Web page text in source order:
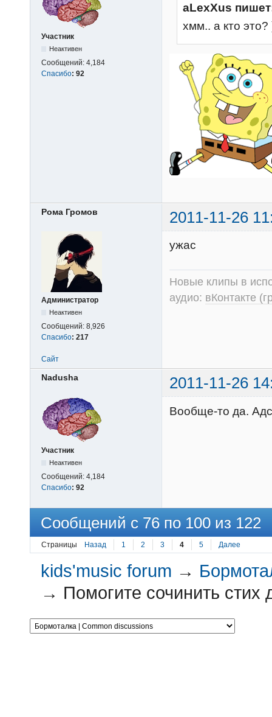
Участник
Неактивен
Сообщений: 4,184
Спасибо: 92
aLexXus
хмм.. а кто это?
Рома Громов 2011-11-26
Администратор
Неактивен
Сообщений: 8,926
Спасибо: 217
ужас
Новые клипы в
аудио: вКонтакте
Сайт
Nadusha 2011-11-26
Участник
Неактивен
Сообщений: 4,184
Спасибо: 92
Вообще-то да.
Сообщений с 76 по 100 из 122
Страницы Назад 1 2 3 4 5 Далее
kids'music forum →
→ Помогите сочинить стих